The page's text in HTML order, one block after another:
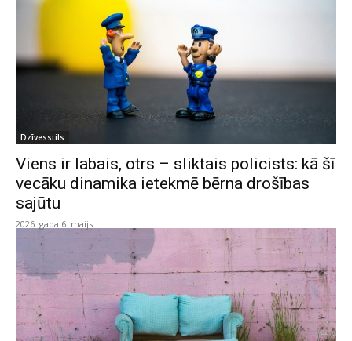
Dzīvesstils
Viens ir labais, otrs – sliktais policists: kā šī
vecāku dinamika ietekmē bērna drošības
sajūtu
2026. gada 6. maijs